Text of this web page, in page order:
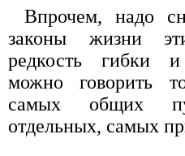
Впрочем, надо
законы жизни
редкость гибки
можно говорить
самых общих
отдельных, самых